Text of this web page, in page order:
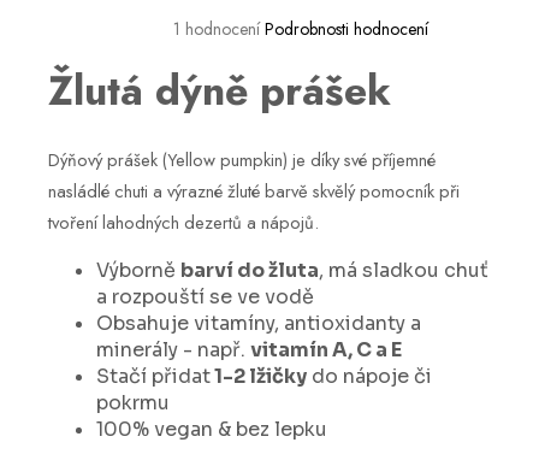
1 hodnocení Podrobnosti hodnocení
Žlutá dýně prášek
Dýňový prášek (Yellow pumpkin) je díky své příjemné
nasládlé chuti a výrazné žluté barvě skvělý pomocník při
tvoření lahodných dezertů a nápojů.
Výborně barví do žluta, má sladkou chuť
a rozpouští se ve vodě
Obsahuje vitamíny, antioxidanty a
minerály - např. vitamín A, C a E
Stačí přidat1-2 lžičky do nápoje či
pokrmu
100% vegan & bez lepku
HLEDAT